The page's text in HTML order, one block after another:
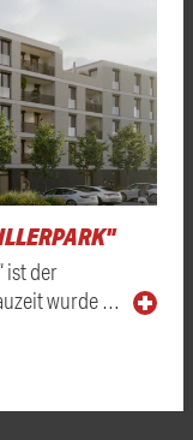
ist der
wurde …